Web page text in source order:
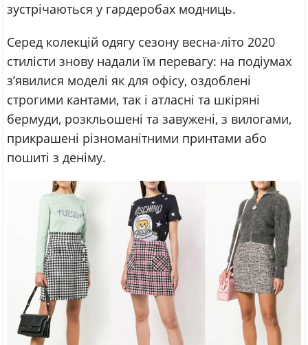
зустрічаються у гардеробах модниць.
Серед колекцій одягу сезону весна-літо 2020
стилісти знову надали їм перевагу: на подіумах
з’явилися моделі як для офісу, оздоблені
строгими кантами, так і атласні та шкіряні
бермуди, розкльошені та завужені, з вилогами,
прикрашені різноманітними принтами або
пошиті з деніму.